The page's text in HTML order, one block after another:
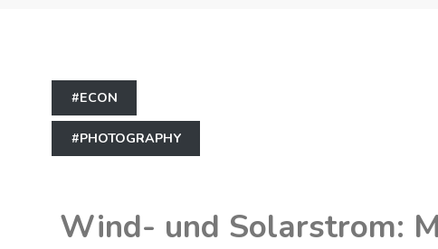
#ECON
#PHOTOGRAPHY
Wind- und Solarstrom: